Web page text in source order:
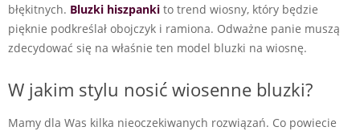
błękitnych. Bluzki hiszpanki to trend wiosny, który będzie
pięknie podkreślał obojczyk i ramiona. Odważne panie muszą
zdecydować się na właśnie ten model bluzki na wiosnę.
W jakim stylu nosić wiosenne bluzki?
Mamy dla Was kilka nieoczekiwanych rozwiązań. Co powiecie